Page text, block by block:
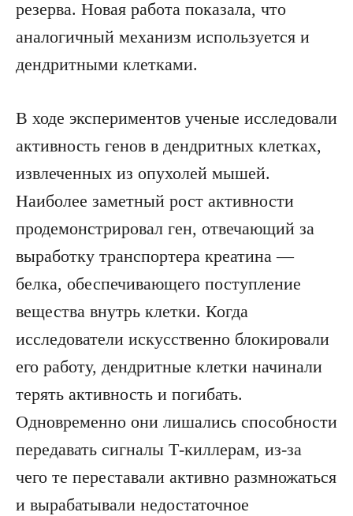
резерва. Новая работа показала, что
аналогичный механизм используется и
дендритными клетками.
В ходе экспериментов ученые исследовали
активность генов в дендритных клетках,
извлеченных из опухолей мышей.
Наиболее заметный рост активности
продемонстрировал ген, отвечающий за
выработку транспортера креатина —
белка, обеспечивающего поступление
вещества внутрь клетки. Когда
исследователи искусственно блокировали
его работу, дендритные клетки начинали
терять активность и погибать.
Одновременно они лишались способности
передавать сигналы Т-киллерам, из-за
чего те переставали активно размножаться
и вырабатывали недостаточное